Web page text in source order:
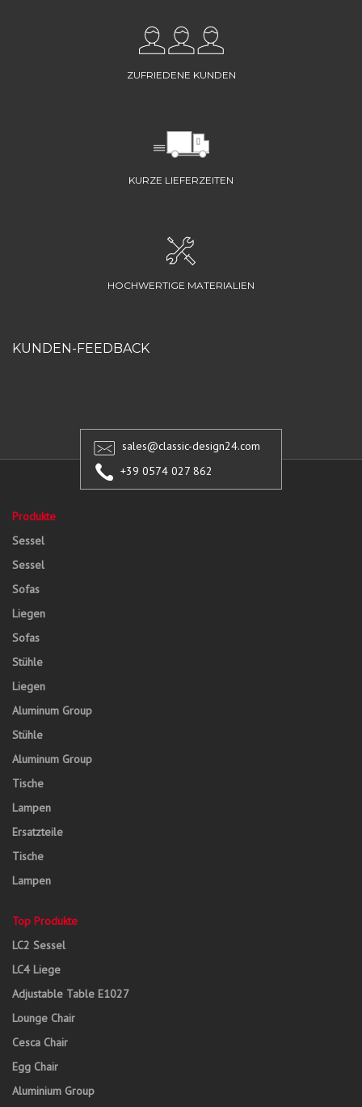
ZUFRIEDENE KUNDEN
KURZE LIEFERZEITEN
HOCHWERTIGE MATERIALIEN
KUNDEN-FEEDBACK
sales@classic-design24.com
+39 0574 027 862
Produkte
Sessel
Sessel
Sofas
Liegen
Sofas
Stühle
Liegen
Aluminum Group
Stühle
Aluminum Group
Tische
Lampen
Ersatzteile
Tische
Lampen
Top Produkte
LC2 Sessel
LC4 Liege
Adjustable Table E1027
Lounge Chair
Cesca Chair
Egg Chair
Aluminium Group